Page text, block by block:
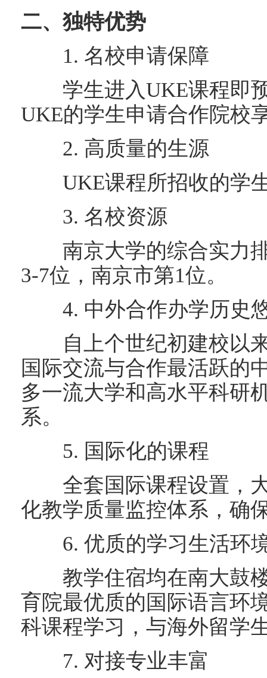
二、独特优势
1. 名校申请保障
学生进入UKE课程即预
UKE的学生申请合作院校
2. 高质量的生源
UKE课程所招收的学生
3. 名校资源
南京大学的综合实力排
3-7位，南京市第1位。
4. 中外合作办学历史
自上个世纪初建校以来
国际交流与合作最活跃的
多一流大学和高水平科研
系。
5. 国际化的课程
全套国际课程设置，大
化教学质量监控体系，确
6. 优质的学习生活环
教学住宿均在南大鼓楼
育院最优质的国际语言环
科课程学习，与海外留学
7. 对接专业丰富